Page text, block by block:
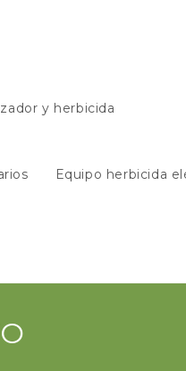
y herbicida
Equipo herbicida